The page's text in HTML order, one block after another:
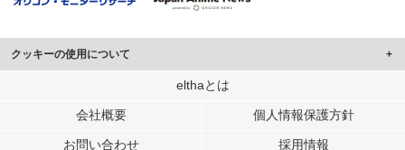
クッキーの使用について
このサイトでは Cookie を使用して、ユーザーに合わせたコンテンツや広告の
行っています。
メディアや広告配信、データ解析の各パートナーに提供しています。
elthaとは
会社概要 個人情報保護方針
お問い合わせ 採用情報